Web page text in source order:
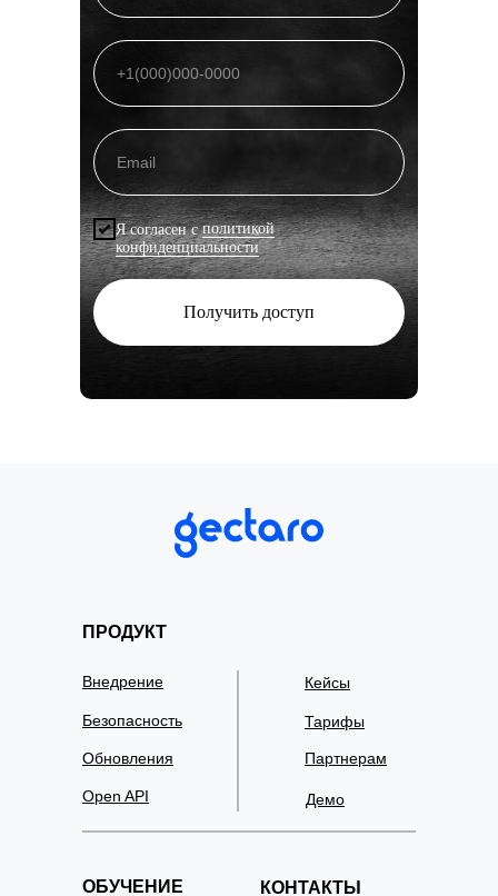
Я согласен с политикой
конфиденциальности
Получить доступ
ПРОДУКТ
Внедрение
Безопасность
Обновления
ОБУЧЕНИЕ
Open API
КОНТАКТЫ
Кейсы
Тарифы
Демо
Партнерам